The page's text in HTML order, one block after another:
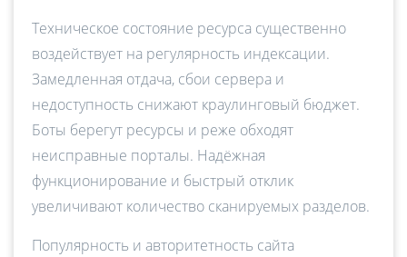
Техническое состояние ресурса существенно
воздействует на регулярность индексации.
Замедленная отдача, сбои сервера и
недоступность снижают краулинговый бюджет.
Боты берегут ресурсы и реже обходят
неисправные порталы. Надёжная
функционирование и быстрый отклик
увеличивают количество сканируемых разделов.
Популярность и авторитетность сайта